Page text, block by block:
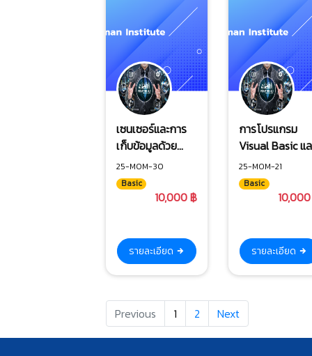
เซนเซอร์และการ
เก็บข้อมูลด้วย
ซอฟต์แวร์
LABVIEW เพื่อ
รองรับระบบ
25-MOM-30
Basic
10,000 ฿
รายละเอียด
การโปรแกรม
Visual Basic แ
ระบบฐานข้อมูล
โดยเชื่อมต่อ
Barcode, QR
25-MOM-21
Basic
รายละเอียด
Previous 1 2 Next